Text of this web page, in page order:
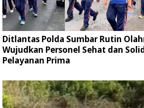
Ditlantas Polda Sumbar Rutin
Wujudkan Personel Sehat dan
Pelayanan Prima